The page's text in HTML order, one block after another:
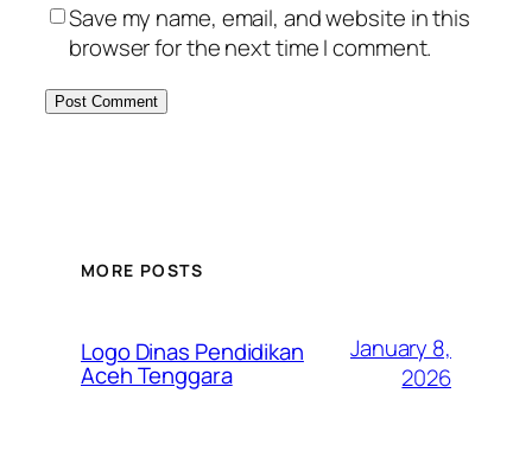
Save my name, email, and website in this
browser for the next time I comment.
MORE POSTS
Logo Dinas Pendidikan
Aceh Tenggara
January 8,
2026